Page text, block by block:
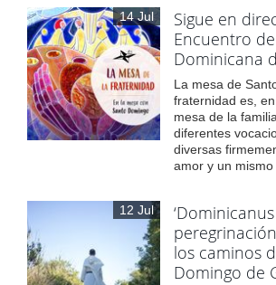
14 Jul
Sigue en
Encuentro
Dominicana
La mesa de
fraternidad es,
mesa de la
diferentes
diversas
amor y un
12 Jul
los caminos
Domingo de